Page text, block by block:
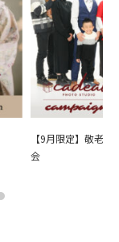
【9月限定】敬老の
会